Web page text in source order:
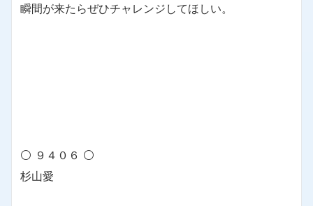
瞬間が来たらぜひチャレンジしてほしい。
⚪ ９４０６ ⚪
杉山愛